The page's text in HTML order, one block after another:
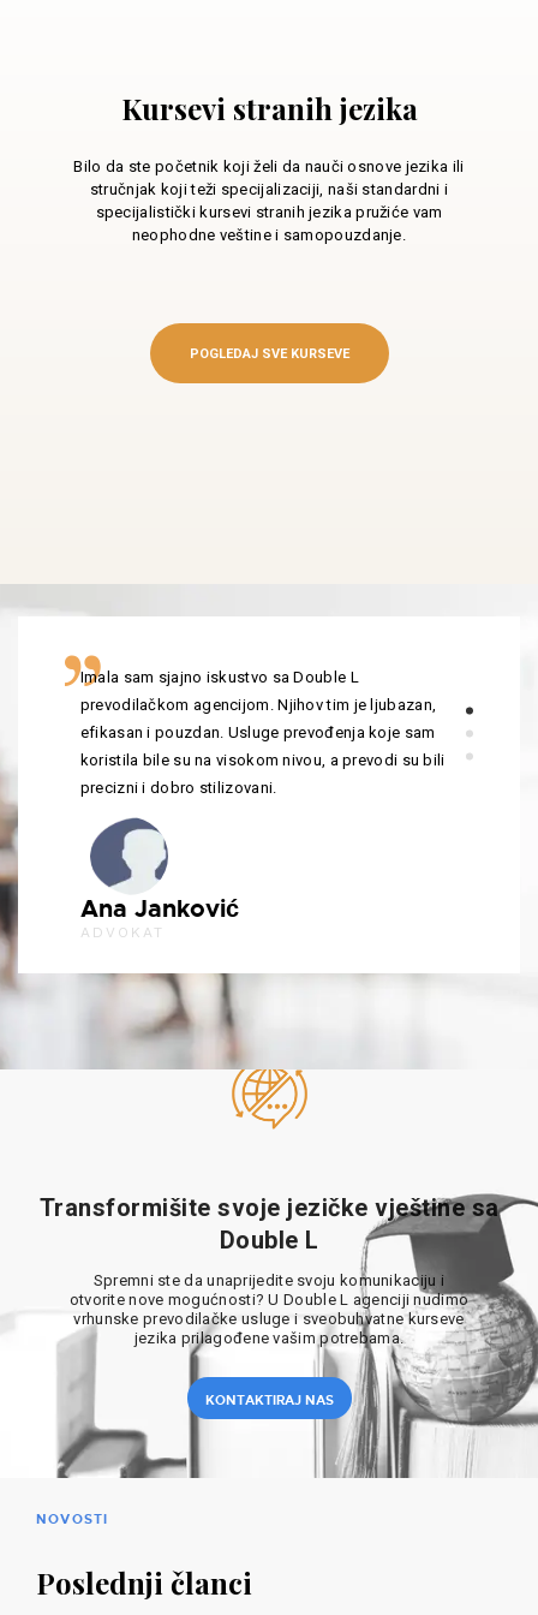
Kursevi stranih jezika
Bilo da ste početnik koji želi da nauči osnove jezika ili
stručnjak koji teži specijalizaciji, naši standardni i
specijalistički kursevi stranih jezika pružiće vam
neophodne veštine i samopouzdanje.
POGLEDAJ SVE KURSEVE
Imala sam sjajno iskustvo sa Double L
prevodilačkom agencijom. Njihov tim je ljubazan,
efikasan i pouzdan. Usluge prevođenja koje sam
koristila bile su na visokom nivou, a prevodi su bili
precizni i dobro stilizovani.
Ana Janković
ADVOKAT
Transformišite svoje jezičke vještine sa
Double L
Spremni ste da unaprijedite svoju komunikaciju i
otvorite nove mogućnosti? U Double L agenciji nudimo
vrhunske prevodilačke usluge i sveobuhvatne kurseve
jezika prilagođene vašim potrebama.
KONTAKTIRAJ NAS
NOVOSTI
Poslednji članci